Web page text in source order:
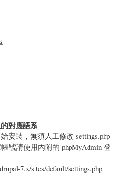
對應語系
安裝，無須人工修改 settings.php
號請使用內附的 phpMyAdmin 登
7.x/sites/default/settings.php